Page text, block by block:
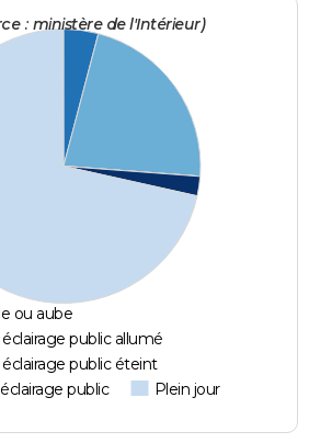
: ministère de l'Intérieur)
ou aube
public allumé
public éteint
public
Plein jour